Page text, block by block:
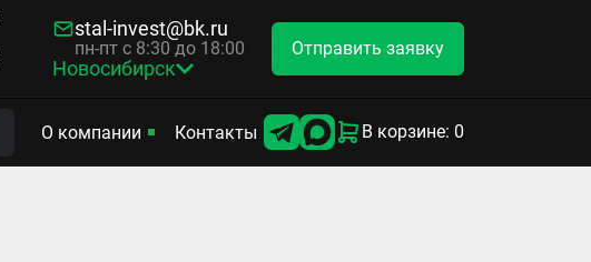
stal-invest@bk.ru
пн-пт с 8:30 до 18:00
Новосибирск
Отправить заявку
О компании Контакты В корзине: 0